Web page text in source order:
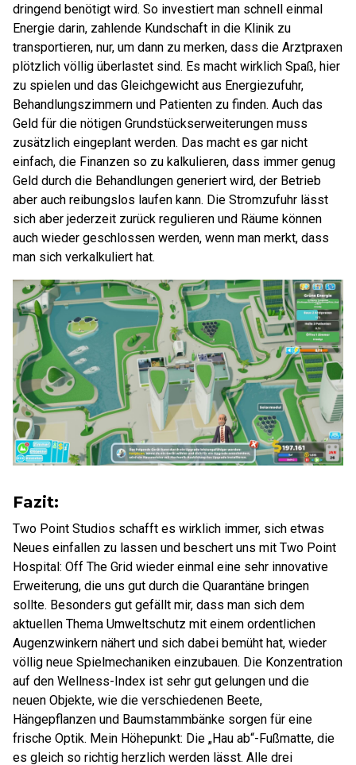
dringend benötigt wird. So investiert man schnell einmal
Energie darin, zahlende Kundschaft in die Klinik zu
transportieren, nur, um dann zu merken, dass die Arztpraxen
plötzlich völlig überlastet sind. Es macht wirklich Spaß, hier
zu spielen und das Gleichgewicht aus Energiezufuhr,
Behandlungszimmern und Patienten zu finden. Auch das
Geld für die nötigen Grundstückserweiterungen muss
zusätzlich eingeplant werden. Das macht es gar nicht
einfach, die Finanzen so zu kalkulieren, dass immer genug
Geld durch die Behandlungen generiert wird, der Betrieb
aber auch reibungslos laufen kann. Die Stromzufuhr lässt
sich aber jederzeit zurück regulieren und Räume können
auch wieder geschlossen werden, wenn man merkt, dass
man sich verkalkuliert hat.
Fazit:
Two Point Studios schafft es wirklich immer, sich etwas
Neues einfallen zu lassen und beschert uns mit Two Point
Hospital: Off The Grid wieder einmal eine sehr innovative
Erweiterung, die uns gut durch die Quarantäne bringen
sollte. Besonders gut gefällt mir, dass man sich dem
aktuellen Thema Umweltschutz mit einem ordentlichen
Augenzwinkern nähert und sich dabei bemüht hat, wieder
völlig neue Spielmechaniken einzubauen. Die Konzentration
auf den Wellness-Index ist sehr gut gelungen und die
neuen Objekte, wie die verschiedenen Beete,
Hängepflanzen und Baumstammbänke sorgen für eine
frische Optik. Mein Höhepunkt: Die „Hau ab“-Fußmatte, die
es gleich so richtig herzlich werden lässt. Alle drei